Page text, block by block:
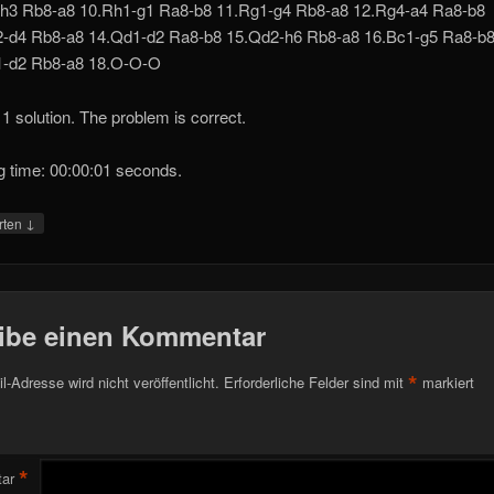
Rb8-a8 10.Rh1-g1 Ra8-b8 11.Rg1-g4 Rb8-a8 12.Rg4-a4 Ra8-b8
d4 Rb8-a8 14.Qd1-d2 Ra8-b8 15.Qd2-h6 Rb8-a8 16.Bc1-g5 Ra8-
d2 Rb8-a8 18.O-O-O
solution. The problem is correct.
time: 00:00:01 seconds.
↓
einen Kommentar
Adresse wird nicht veröffentlicht. Erforderliche Felder sind mit * markiert
*